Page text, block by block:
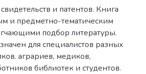
и патентов. Книга
и предметно-тематическим
подбор литературы.
для специалистов разных
аграриев, медиков,
библиотек и студентов.